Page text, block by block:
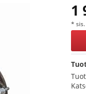
1
*